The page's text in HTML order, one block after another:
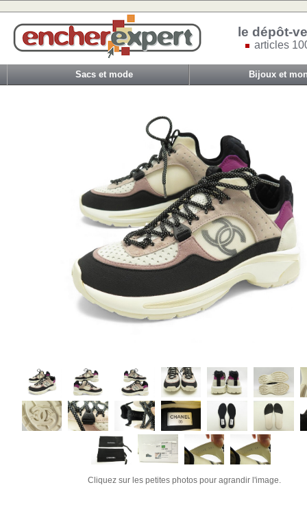
le dépôt-
articles
Sacs et mode Bijoux et
Cliquez sur les petites photos pour agrandir l'image.